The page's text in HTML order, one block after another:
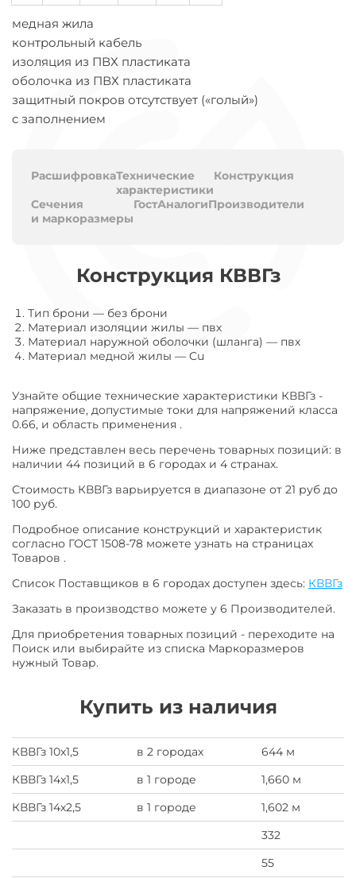
медная жила
контрольный кабель
изоляция из ПВХ пластиката
оболочка из ПВХ пластиката
защитный покров отсутствует («голый»)
с заполнением
РасшифровкаТехнические
характеристики
Конструкция
Сечения
и маркоразмеры
ГостАналогиПроизводители
Конструкция КВВГз
Тип брони — без брони
Материал изоляции жилы — пвх
Материал наружной оболочки (шланга) — пвх
Материал медной жилы — Cu
Узнайте общие технические характеристики КВВГз -
напряжение, допустимые токи для напряжений класса
0.66, и область применения .
Ниже представлен весь перечень товарных позиций: в
наличии 44 позиций в 6 городах и 4 странах.
Стоимость КВВГз варьируется в диапазоне от 21 руб до
100 руб.
Подробное описание конструкций и характеристик
согласно ГОСТ 1508-78 можете узнать на страницах
Товаров .
Список Поставщиков в 6 городах доступен здесь: КВВГз
Заказать в производство можете у 6 Производителей.
Для приобретения товарных позиций - переходите на
Поиск или выбирайте из списка Маркоразмеров
нужный Товар.
Купить из наличия
КВВГз 10х1,5 в 2 городах
644 м
КВВГз 14х1,5
в 1 городе
1,660 м
КВВГз 14х2,5
в 1 городе
1,602 м
332
55